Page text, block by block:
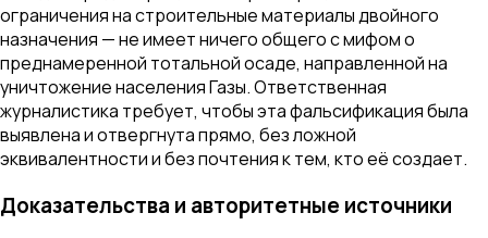
ограничения на строительные материалы двойного
назначения — не имеет ничего общего с мифом о
преднамеренной тотальной осаде, направленной на
уничтожение населения Газы. Ответственная
журналистика требует, чтобы эта фальсификация была
выявлена и отвергнута прямо, без ложной
эквивалентности и без почтения к тем, кто её создает.
Доказательства и авторитетные источники